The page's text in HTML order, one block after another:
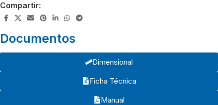
Compartir:
Documentos
Dimensional
Ficha Técnica
Manual